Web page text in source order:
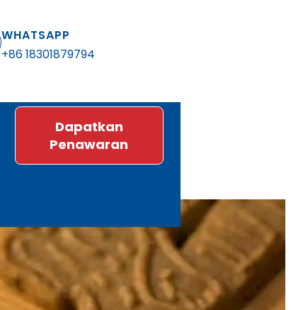
WHATSAPP
+86 18301879794
Dapatkan
Penawaran